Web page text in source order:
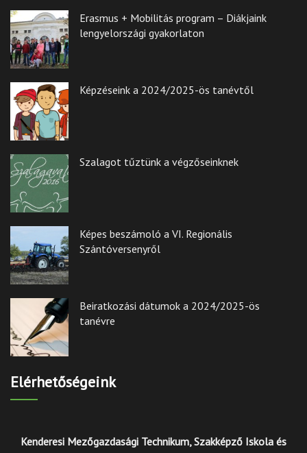
Erasmus + Mobilitás program – Diákjaink
lengyelországi gyakorlaton
Képzéseink a 2024/2025-ös tanévtől
Szalagot tűztünk a végzőseinknek
Képes beszámoló a VI. Regionális
Szántóversenyről
Beiratkozási dátumok a 2024/2025-ös
tanévre
Elérhetőségeink
Kenderesi Mezőgazdasági Technikum, Szakképző Iskola és